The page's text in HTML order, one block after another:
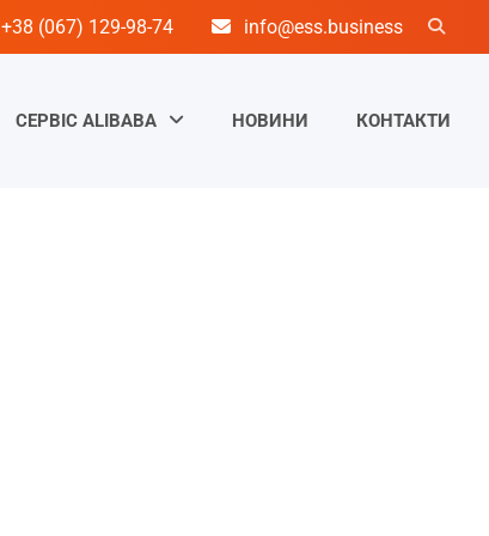
+38 (067) 129-98-74 info@ess.business
СЕРВІС ALIBABA НОВИНИ КОНТАКТИ